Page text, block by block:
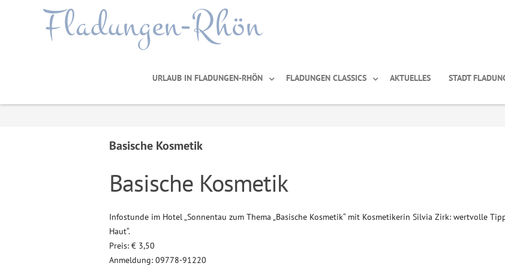
Fladungen-Rhön
URLAUB IN FLADUNGEN-RHÖN FLADUNGEN CLASSICS AKTUELLES STADT
Basische Kosmetik
Basische Kosmetik
Infostunde im Hotel „Sonnentau zum Thema „Basische Kosmetik“ mit Kosmetikerin Silvia Zirk: wertvolle
Haut“.
Preis: € 3,50
Anmeldung: 09778-91220